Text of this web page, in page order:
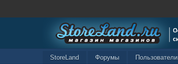
StoreLand Форумы Пользователи